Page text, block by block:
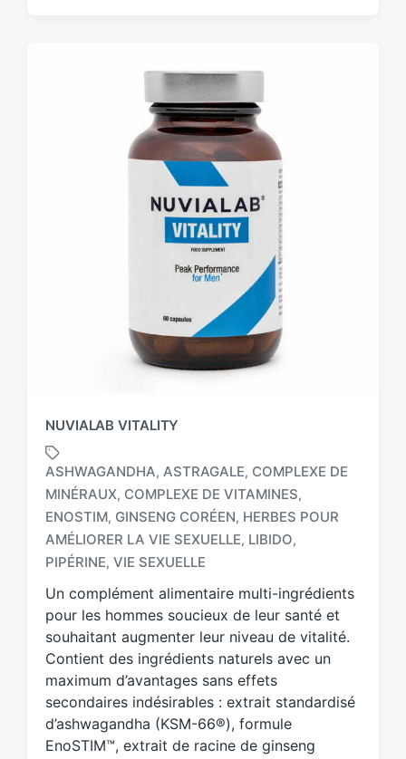
NUVIALAB VITALITY
T
a
g
e
d
w
h
ASHWAGANDHA, ASTRAGALE, COMPLEXE DE
MINÉRAUX, COMPLEXE DE VITAMINES,
ENOSTIM, GINSENG CORÉEN, HERBES POUR
AMÉLIORER LA VIE SEXUELLE, LIBIDO,
PIPÉRINE, VIE SEXUELLE
Un complément alimentaire multi-ingrédients
pour les hommes soucieux de leur santé et
souhaitant augmenter leur niveau de vitalité.
Contient des ingrédients naturels avec un
maximum d’avantages sans effets
secondaires indésirables : extrait standardisé
d’ashwagandha (KSM-66®), formule
EnoSTIM™, extrait de racine de ginseng